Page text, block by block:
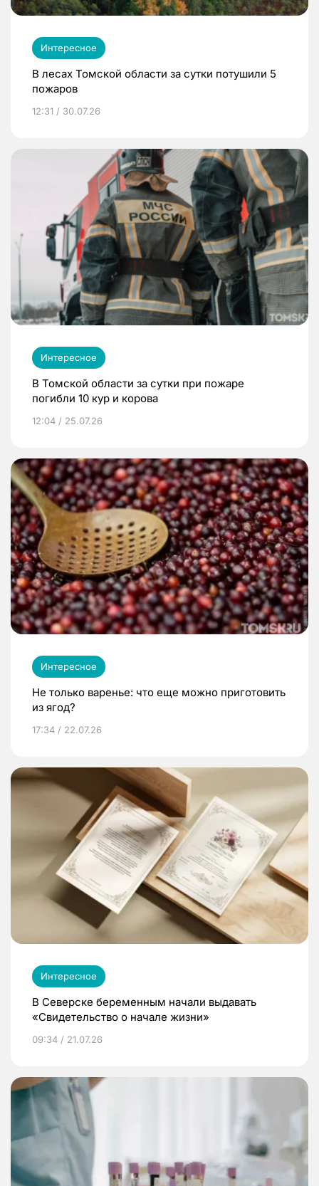
Интересное
В лесах Томской области за сутки потушили 5
пожаров
12:31 / 30.07.26
Интересное
В Томской области за сутки при пожаре
погибли 10 кур и корова
12:04 / 25.07.26
Интересное
Не только варенье: что еще можно приготовить
из ягод?
17:34 / 22.07.26
Интересное
В Северске беременным начали выдавать
«Свидетельство о начале жизни»
09:34 / 21.07.26